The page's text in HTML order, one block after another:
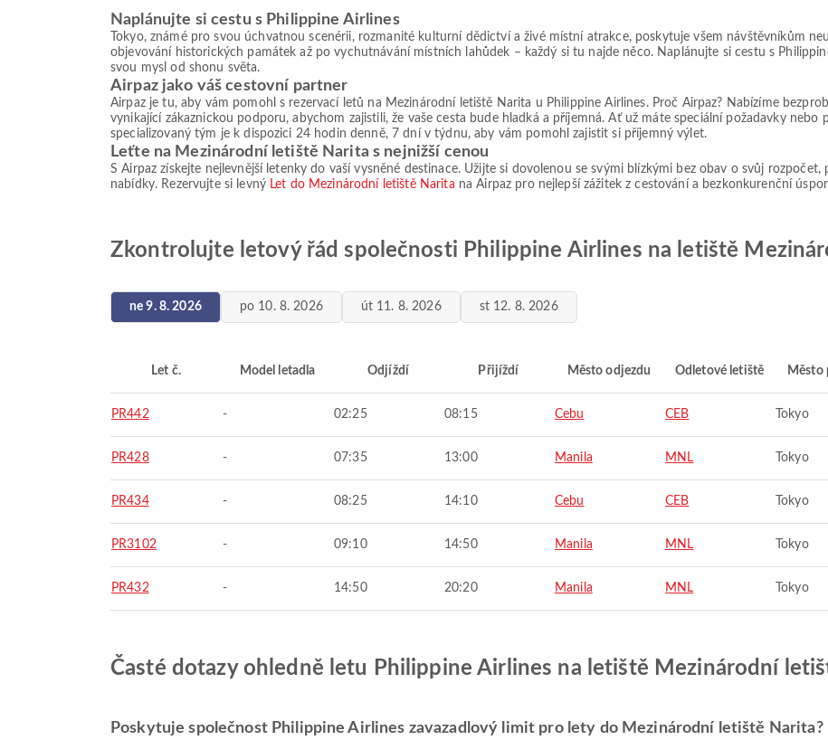
Naplánujte si cestu s Philippine Airlines
Tokyo, známé pro svou úchvatnou scenérii, rozmanité kulturní dědictví a živé místní atrakce, poskytuje všem návštěvníkům
objevování historických památek až po vychutnávání místních lahůdek – každý si tu najde něco. Naplánujte si cestu s
svou mysl od shonu světa.
Airpaz jako váš cestovní partner
Airpaz je tu, aby vám pomohl s rezervací letů na Mezinárodní letiště Narita u Philippine Airlines. Proč Airpaz? Nabízíme
vynikající zákaznickou podporu, abychom zajistili, že vaše cesta bude hladká a příjemná. Ať už máte speciální požadavky nebo
specializovaný tým je k dispozici 24 hodin denně, 7 dní v týdnu, aby vám pomohl zajistit si příjemný výlet.
Leťte na Mezinárodní letiště Narita s nejnižší cenou
S Airpaz získejte nejlevnější letenky do vaší vysněné destinace. Užijte si dovolenou se svými blízkými bez obav o svůj
nabídky. Rezervujte si levný Let do Mezinárodní letiště Narita na Airpaz pro nejlepší zážitek z cestování a bezkonkurenční
Zkontrolujte letový řád společnosti Philippine Airlines na letiště
ne 9. 8. 2026 po 10. 8. 2026 út 11. 8. 2026 st 12. 8. 2026
Let č. Model letadla Odjíždí Přijíždí Město odjezdu Odletové letiště Město
PR442 - 02:25 08:15 Cebu CEB Tokyo
PR428 - 07:35 13:00 Manila MNL Tokyo
PR434 - 08:25 14:10 Cebu CEB Tokyo
PR3102 - 09:10 14:50 Manila MNL Tokyo
PR432 - 14:50 20:20 Manila MNL Tokyo
Časté dotazy ohledně letu Philippine Airlines na letiště Mezinárodní
Poskytuje společnost Philippine Airlines zavazadlový limit pro lety do Mezinárodní letiště Narita?